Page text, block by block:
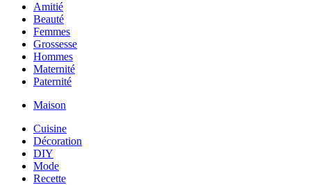
Amitié
Beauté
Femmes
Grossesse
Hommes
Maternité
Paternité
Maison
Cuisine
Décoration
DIY
Mode
Recette